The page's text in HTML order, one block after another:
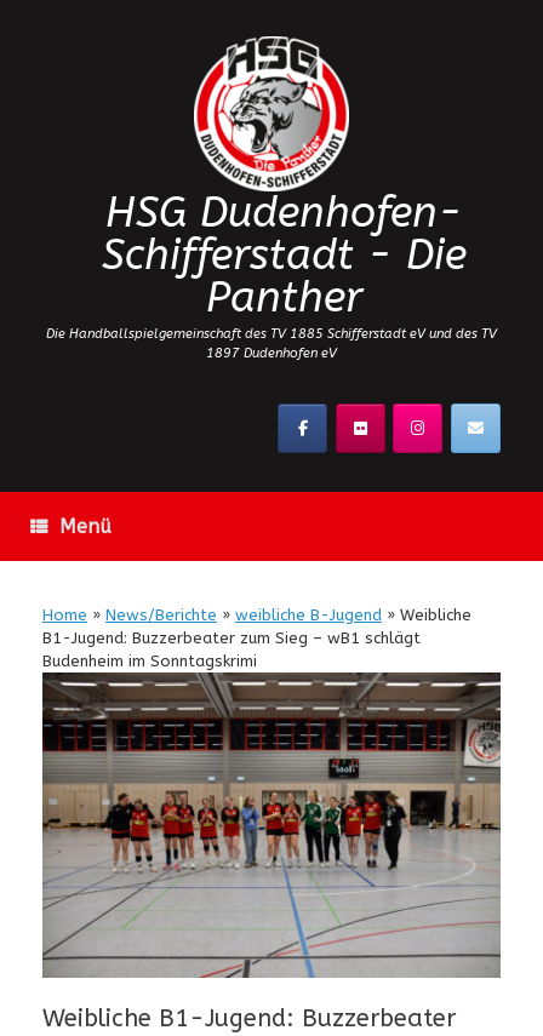
HSG Dudenhofen-
Schifferstadt - Die
Panther
Die Handballspielgemeinschaft des TV 1885 Schifferstadt eV und des TV
1897 Dudenhofen eV
Menü
Home » News/Berichte » weibliche B-Jugend » Weibliche
B1-Jugend: Buzzerbeater zum Sieg – wB1 schlägt
Budenheim im Sonntagskrimi
Weibliche B1-Jugend: Buzzerbeater